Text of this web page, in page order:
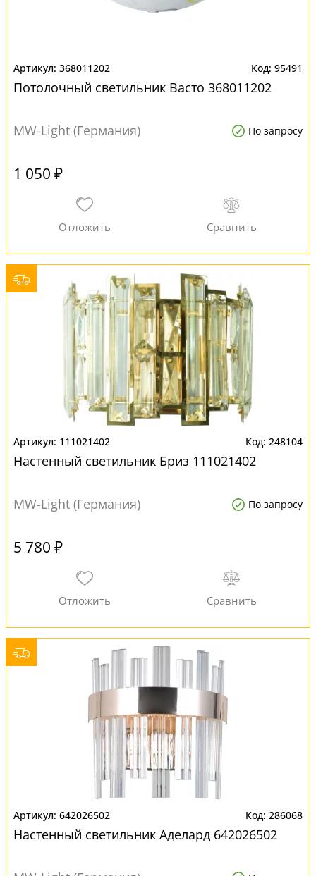
368011202 95491
Потолочный светильник Васто 368011202
MW-Light (Германия) По запросу
1 050 ₽
111021402 248104
Настенный светильник Бриз 111021402
MW-Light (Германия) По запросу
5 780 ₽
642026502 286068
Настенный светильник Аделард 642026502